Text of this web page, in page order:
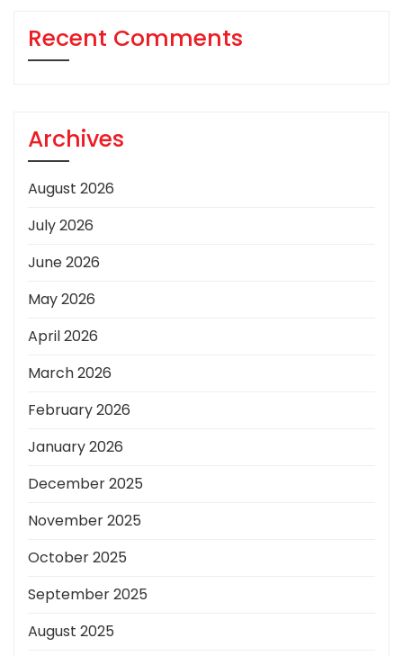
Recent Comments
Archives
August 2026
July 2026
June 2026
May 2026
April 2026
March 2026
February 2026
January 2026
December 2025
November 2025
October 2025
September 2025
August 2025